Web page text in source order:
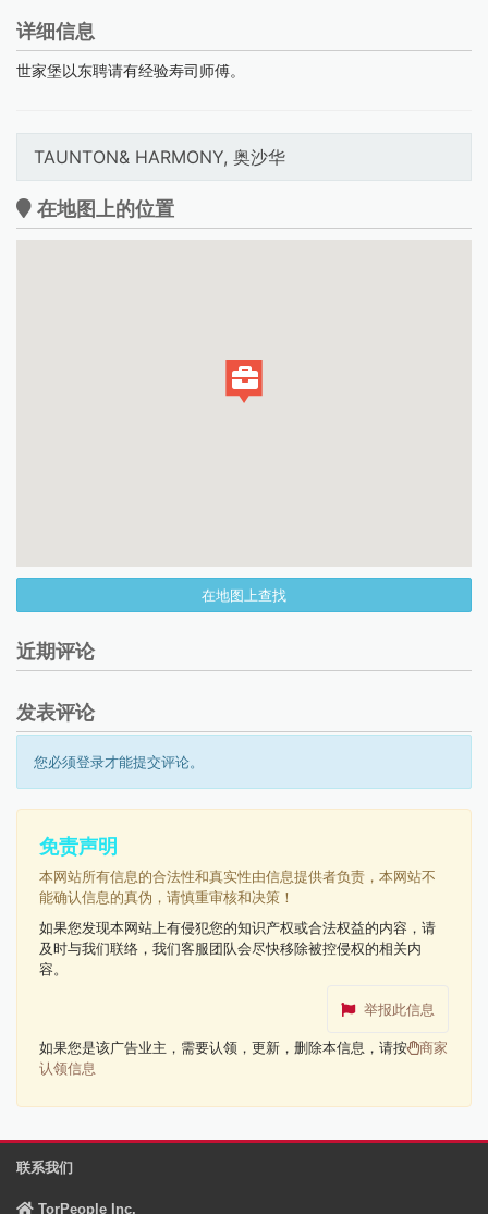
详细信息
世家堡以东聘请有经验寿司师傅。
TAUNTON& HARMONY, 奥沙华
在地图上的位置
在地图上查找
近期评论
发表评论
您必须登录才能提交评论。
免责声明
本网站所有信息的合法性和真实性由信息提供者负责，本网站不
能确认信息的真伪，请慎重审核和决策！
如果您发现本网站上有侵犯您的知识产权或合法权益的内容，请
及时与我们联络，我们客服团队会尽快移除被控侵权的相关内
容。
举报此信息
如果您是该广告业主，需要认领，更新，删除本信息，请按
商家
认领信息
联系我们
TorPeople Inc.